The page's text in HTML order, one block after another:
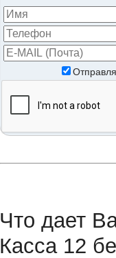
Что дает
Касса 12